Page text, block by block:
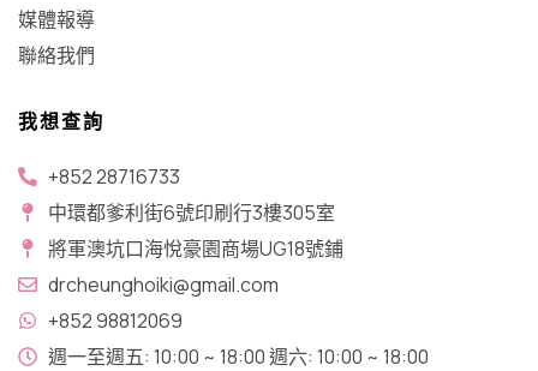
媒體報導
聯絡我們
我想查詢
+852 28716733
中環都爹利街6號印刷行3樓305室
將軍澳坑口​海悅豪園商場UG18號鋪
drcheunghoiki@gmail.com
+852 98812069
週一至週五: 10:00 ~ 18:00 週六: 10:00 ~ 18:00